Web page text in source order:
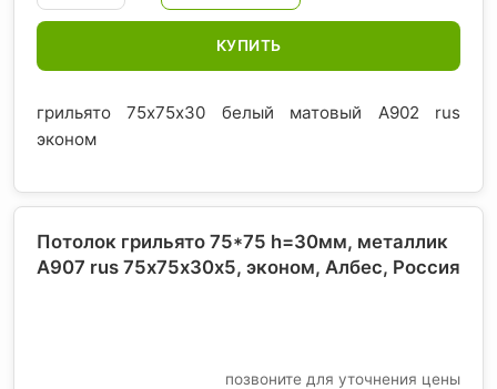
КУПИТЬ
грильято 75х75х30 белый матовый А902 rus
эконом
Потолок грильято 75*75 h=30мм, металлик
А907 rus 75х75х30х5, эконом, Албес, Россия
позвоните для уточнения цены